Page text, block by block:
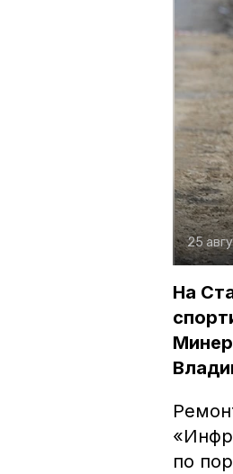
25
На
по